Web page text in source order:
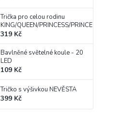
Trička pro celou rodinu
KING/QUEEN/PRINCESS/PRINCE
319 Kč
Bavlněné světelné koule - 20
LED
109 Kč
Tričko s výšivkou NEVĚSTA
399 Kč